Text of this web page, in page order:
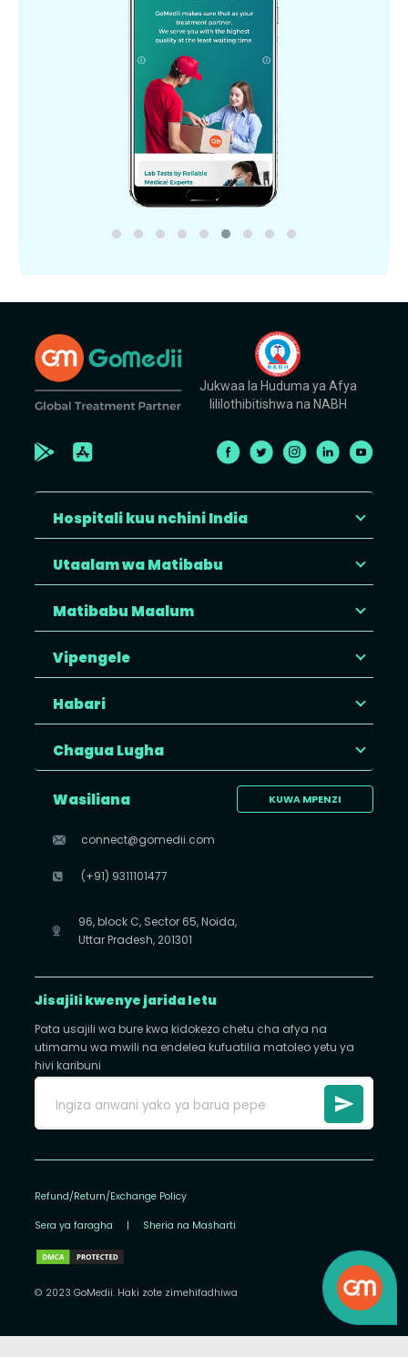
Jukwaa la Huduma ya Afya
lililothibitishwa na NABH
Hospitali kuu nchini India
Utaalam wa Matibabu
Matibabu Maalum
Vipengele
Habari
Chagua Lugha
KUWA MPENZI
Wasiliana
connect@gomedii.com
(+91) 9311101477
96, block C, Sector 65, Noida,
Uttar Pradesh, 201301
Jisajili kwenye jarida letu
Pata usajili wa bure kwa kidokezo chetu cha afya na
utimamu wa mwili na endelea kufuatilia matoleo yetu ya
hivi karibuni
Refund/Return/Exchange Policy
Sera ya faragha | Sheria na Masharti
© 2023 GoMedii. Haki zote zimehifadhiwa